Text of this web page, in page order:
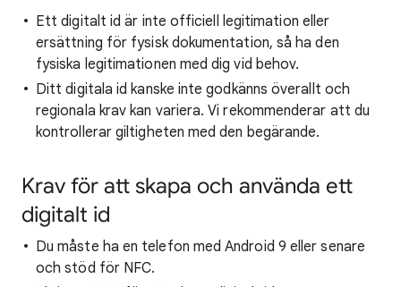
Ett digitalt id är inte officiell legitimation eller
ersättning för fysisk dokumentation, så ha den
fysiska legitimationen med dig vid behov.
Ditt digitala id kanske inte godkänns överallt och
regionala krav kan variera. Vi rekommenderar att du
kontrollerar giltigheten med den begärande.
Krav för att skapa och använda ett
digitalt id
Du måste ha en telefon med Android 9 eller senare
och stöd för NFC.